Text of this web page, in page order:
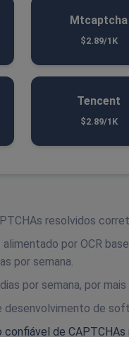
Mtcaptcha
$2.89/1K
Tencent
$2.89/1K
resolvidos
por OCR
por semana.
por semana, por
desenvolvimento de
de